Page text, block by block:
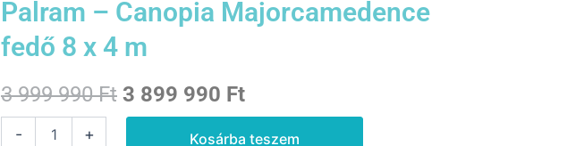
Palram – Canopia Majorcamedence
fedő 8 x 4 m
3 999 990Ft Original
3 899 990 FtCurrent
price
- + Kosárba teszem